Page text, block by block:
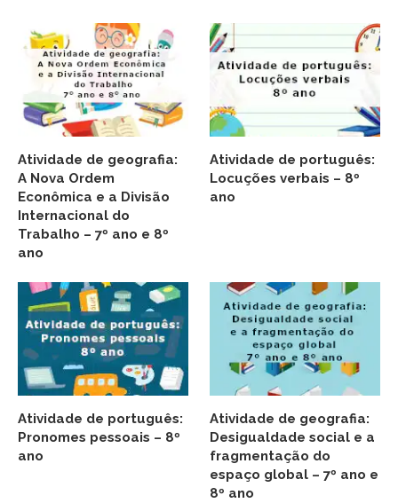
Atividade de geografia:
A Nova Ordem
Econômica e a Divisão
Internacional do
Trabalho – 7º ano e 8º
ano
Atividade de português:
Locuções verbais – 8º
ano
Atividade de português:
Pronomes pessoais – 8º
ano
Atividade de geografia:
Desigualdade social e a
fragmentação do
espaço global – 7º ano e
8º ano